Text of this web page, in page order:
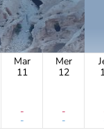
Mar
11
-
-
Mer
12
-
-